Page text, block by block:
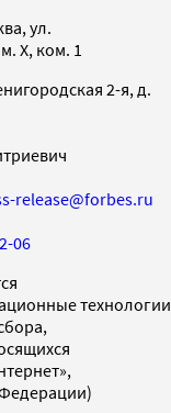
ул.
X, ком. 1
2-я, д.
release@forbes.ru
06
технологии